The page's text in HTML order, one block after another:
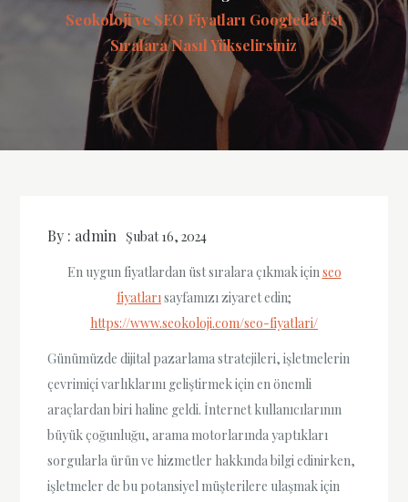
Seokoloji ve SEO Fiyatları Googleda Üst
Sıralara Nasıl Yükselirsiniz
By : admin Şubat 16, 2024
En uygun fiyatlardan üst sıralara çıkmak içinseo
fiyatlarısayfamızı ziyaret edin;
https://www.seokoloji.com/seo-fiyatlari/
Günümüzde dijital pazarlama stratejileri, işletmelerin
çevrimiçi varlıklarını geliştirmek için en önemli
araçlardan biri haline geldi. İnternet kullanıcılarının
büyük çoğunluğu, arama motorlarında yaptıkları
sorgularla ürün ve hizmetler hakkında bilgi edinirken,
işletmeler de bu potansiyel müşterilere ulaşmak için